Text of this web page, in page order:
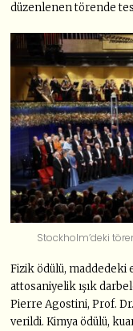
düzenlenen törende
Stockholm’deki
Fizik ödülü,
attosaniyelik ışık
Pierre Agostini, Prof.
verildi. Kimya ödülü,